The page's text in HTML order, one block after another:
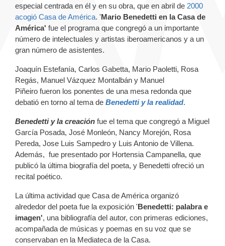
especial centrada en él y en su obra, que en abril de 2000
acogió Casa de América. 'Mario Benedetti en la Casa de
América' fue el programa que congregó a un importante
número de intelectuales y artistas iberoamericanos y a un
gran número de asistentes.
Joaquín Estefanía, Carlos Gabetta, Mario Paoletti, Rosa
Regás, Manuel Vázquez Montalbán y Manuel
Piñeiro fueron los ponentes de una mesa redonda que
debatió en torno al tema de Benedetti y la realidad.
Benedetti y la creación fue el tema que congregó a Miguel
García Posada, José Monleón, Nancy Morejón, Rosa
Pereda, Jose Luis Sampedro y Luis Antonio de Villena.
Además, fue presentado por Hortensia Campanella, que
publicó la última biografía del poeta, y Benedetti ofreció un
recital poético.
La última actividad que Casa de América organizó
alrededor del poeta fue la exposición 'Benedetti: palabra e
imagen', una bibliografía del autor, con primeras ediciones,
acompañada de músicas y poemas en su voz que se
conservaban en la Mediateca de la Casa.